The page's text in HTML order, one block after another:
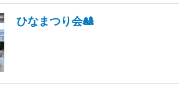
ひなまつり会🎎